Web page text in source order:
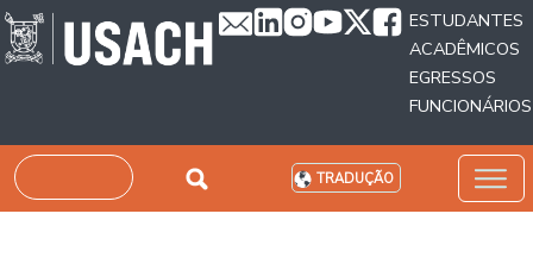
Passar para o conteúdo principal
ESTUDANTES
ACADÊMICOS
EGRESSOS
FUNCIONÁRIOS
Pesquisar TRADUÇÃO